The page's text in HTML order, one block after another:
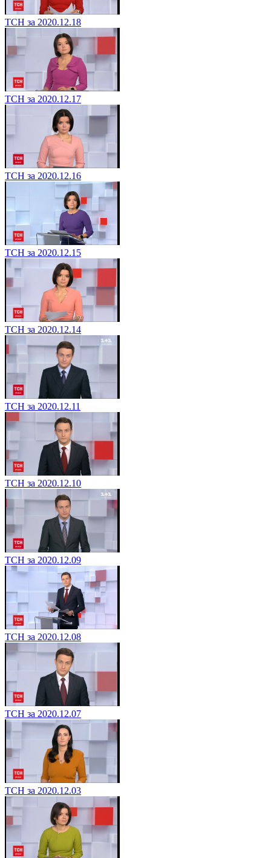
ТСН за 2020.12.18
ТСН за 2020.12.17
ТСН за 2020.12.16
ТСН за 2020.12.15
ТСН за 2020.12.14
ТСН за 2020.12.11
ТСН за 2020.12.10
ТСН за 2020.12.09
ТСН за 2020.12.08
ТСН за 2020.12.07
ТСН за 2020.12.03